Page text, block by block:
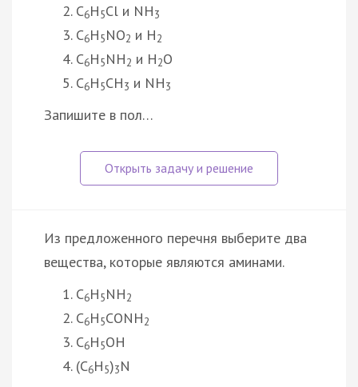
C6H5Cl и NH3
C6H5NO2 и H2
C6H5NH2 и H2O
C6H5CH3 и NH3
Запишите в пол…
Из предложенного перечня выберите два
вещества, которые являются аминами.
C6H5NH2
C6H5CONH2
C6H5ОН
(C6H5)3N